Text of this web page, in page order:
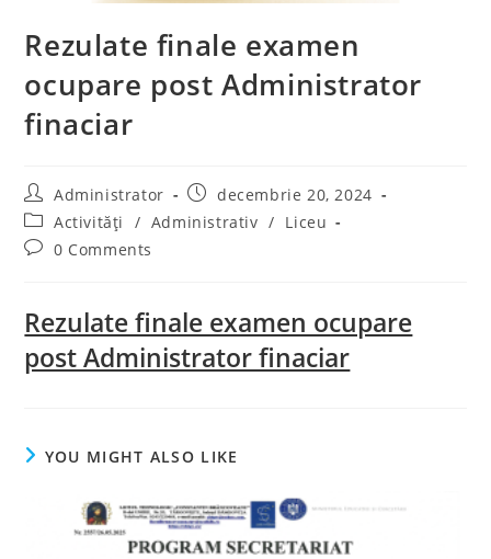
Rezulate finale examen
ocupare post Administrator
finaciar
Post
author:
Administrator
Post
published:
decembrie 20, 2024
Post
category:
Activități / Administrativ / Liceu
Post0 Comments
Rezulate finale examen ocupare
post Administrator finaciar
YOU MIGHT ALSO LIKE